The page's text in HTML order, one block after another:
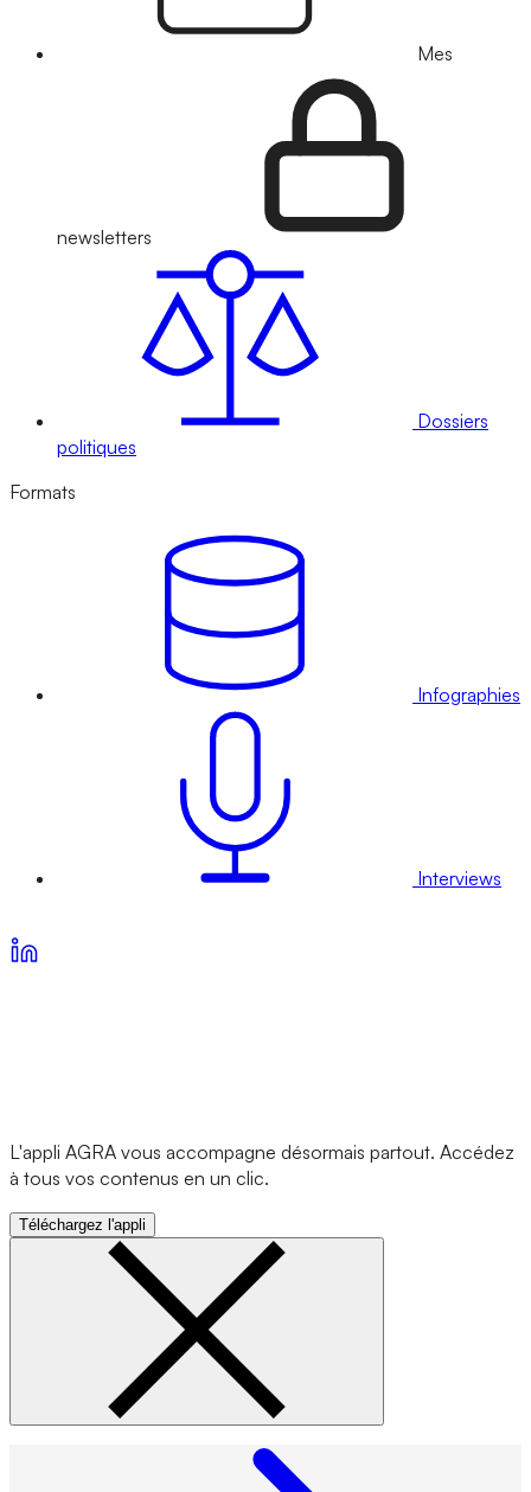
Mes
newsletters
Dossiers
politiques
Formats
Infographies
Interviews
L'appli AGRA vous accompagne désormais partout. Accédez
à tous vos contenus en un clic.
Téléchargez l'appli